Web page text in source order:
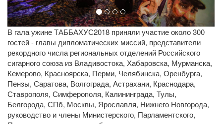
В гала ужине ТАББАХУС2018 приняли участие около 300
гостей - главы дипломатических миссий, представители
рекордного числа региональных отделений Российского
сигарного союза из Владивостока, Хабаровска, Мурманска,
Кемерово, Красноярска, Перми, Челябинска, Оренбурга,
Пензы, Саратова, Волгограда, Астрахани, Краснодара,
Ставрополя, Симферополя, Калининграда, Тулы,
Белгорода, СПб, Москвы, Ярославля, Нижнего Новгорода,
руководство и члены Министерского, Парламентского,